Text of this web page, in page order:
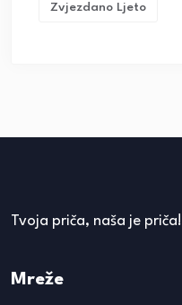
Zvjezdano Ljeto
Tvoja priča, naša je priča!
Mreže